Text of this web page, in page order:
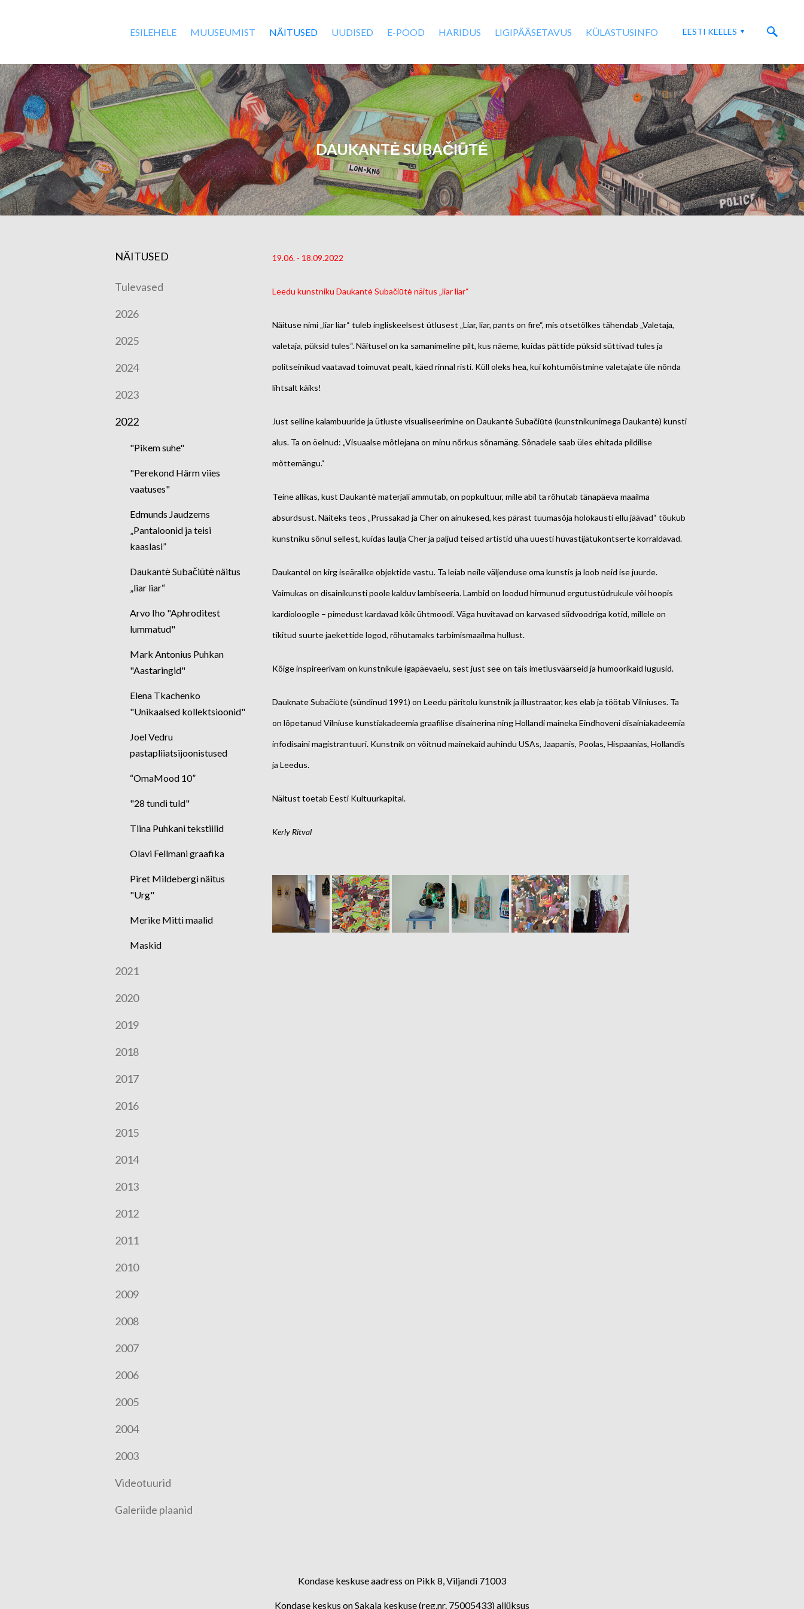
ESILEHELE MUUSEUMIST NÄITUSED UUDISED E-POOD HARIDUS LIGIPÄÄSETAVUS KÜLASTUSINFO EESTI KEELES
DAUKANTĖ SUBAČIŪTĖ
NÄITUSED
Tulevased
2026
2025
2024
2023
2022
"Pikem suhe"
"Perekond Härm viies
vaatuses"
Edmunds Jaudzems
„Pantaloonid ja teisi
kaaslasi”
Daukantė Subačiūtė näitus
„liar liar“
Arvo Iho "Aphroditest
lummatud"
Mark Antonius Puhkan
"Aastaringid"
Elena Tkachenko
"Unikaalsed kollektsioonid"
Joel Vedru
pastapliiatsijoonistused
“OmaMood 10”
"28 tundi tuld"
Tiina Puhkani tekstiilid
Olavi Fellmani graafika
Piret Mildebergi näitus
"Urg"
Merike Mitti maalid
Maskid
2021
2020
2019
2018
2017
2016
2015
2014
2013
2012
2011
2010
2009
2008
2007
2006
2005
2004
2003
Videotuurid
Galeriide plaanid
19.06. - 18.09.2022
Leedu kunstniku Daukantė Subačiūtėnäitus „liar liar“
Näituse nimi „liar liar“ tuleb ingliskeelsest ütlusest „Liar, liar, pants on fire“, mis otsetõlkes tähendab „Valetaja,
valetaja, püksid tules“. Näitusel on ka samanimeline pilt, kus näeme, kuidas pättide püksid süttivad tules ja
politseinikud vaatavad toimuvat pealt, käed rinnal risti. Küll oleks hea, kui kohtumõistmine valetajate üle nõnda
lihtsalt käiks!
Just selline kalambuuride ja ütluste visualiseerimine on Daukantė Subačiūtė (kunstnikunimega Daukantė) kunsti
alus. Ta on öelnud: „Visuaalse mõtlejana on minu nõrkus sõnamäng. Sõnadele saab üles ehitada pildilise
mõttemängu.“
Teine allikas, kust Daukantė materjali ammutab, on popkultuur, mille abil ta rõhutab tänapäeva maailma
absurdsust. Näiteks teos „Prussakad ja Cher on ainukesed, kes pärast tuumasõja holokausti ellu jäävad“ tõukub
kunstniku sõnul sellest, kuidas laulja Cher ja paljud teised artistid üha uuesti hüvastijätukontserte korraldavad.
Daukantėl on kirg iseäralike objektide vastu. Ta leiab neile väljenduse oma kunstis ja loob neid ise juurde.
Vaimukas on disainikunsti poole kalduv lambiseeria. Lambid on loodud hirmunud ergutustüdrukule või hoopis
kardioloogile – pimedust kardavad kõik ühtmoodi. Väga huvitavad on karvased siidvoodriga kotid, millele on
tikitud suurte jaekettide logod, rõhutamaks tarbimismaailma hullust.
Kõige inspireerivam on kunstnikule igapäevaelu, sest just see on täis imetlusväärseid ja humoorikaid lugusid.
Dauknate Subačiūtė (sündinud 1991) on Leedu päritolu kunstnik ja illustraator, kes elab ja töötab Vilniuses. Ta
on lõpetanud Vilniuse kunstiakadeemia graafilise disainerina ning Hollandi maineka Eindhoveni disainiakadeemia
infodisaini magistrantuuri. Kunstnik on võitnud mainekaid auhindu USAs, Jaapanis, Poolas, Hispaanias, Hollandis
ja Leedus.
Näitust toetab Eesti Kultuurkapital.
Kerly Ritval
Kondase keskuse aadress on Pikk 8, Viljandi 71003
Kondase keskus on Sakala keskuse (reg.nr. 75005433) allüksus